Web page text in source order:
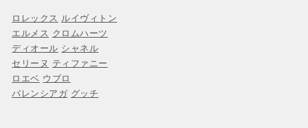
ロレックス ルイヴィトン
エルメス クロムハーツ
ディオール シャネル
セリーヌ ティファニー
ロエベ ウブロ
バレンシアガ グッチ